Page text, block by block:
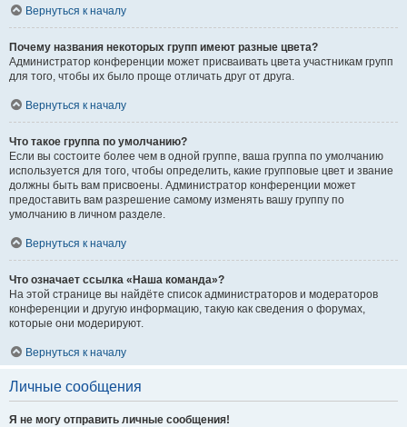
Вернуться к началу
Почему названия некоторых групп имеют разные цвета?
Администратор конференции может присваивать цвета участникам групп
для того, чтобы их было проще отличать друг от друга.
Вернуться к началу
Что такое группа по умолчанию?
Если вы состоите более чем в одной группе, ваша группа по умолчанию
используется для того, чтобы определить, какие групповые цвет и звание
должны быть вам присвоены. Администратор конференции может
предоставить вам разрешение самому изменять вашу группу по
умолчанию в личном разделе.
Вернуться к началу
Что означает ссылка «Наша команда»?
На этой странице вы найдёте список администраторов и модераторов
конференции и другую информацию, такую как сведения о форумах,
которые они модерируют.
Вернуться к началу
Личные сообщения
Я не могу отправить личные сообщения!